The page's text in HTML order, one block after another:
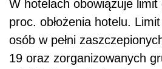
W hotelach obowiązuje
proc. obłożenia hotelu.
osób w pełni
19 oraz zorganizowanych